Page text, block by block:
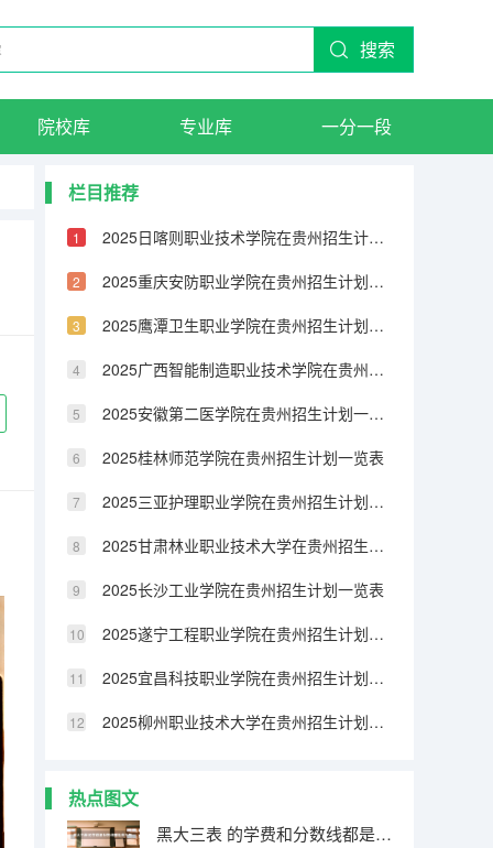
搜索
院校库 专业库 一分一段
栏目推荐
2025日喀则职业技术学院在贵州招生计划一览表
2025重庆安防职业学院在贵州招生计划一览表
2025鹰潭卫生职业学院在贵州招生计划一览表
2025广西智能制造职业技术学院在贵州招生计划一览表
2025安徽第二医学院在贵州招生计划一览表
2025桂林师范学院在贵州招生计划一览表
2025三亚护理职业学院在贵州招生计划一览表
2025甘肃林业职业技术大学在贵州招生计划一览表
2025长沙工业学院在贵州招生计划一览表
2025遂宁工程职业学院在贵州招生计划一览表
2025宜昌科技职业学院在贵州招生计划一览表
2025柳州职业技术大学在贵州招生计划一览表
热点图文
黑大三表 的学费和分数线都是多少哇 要08的 谢了